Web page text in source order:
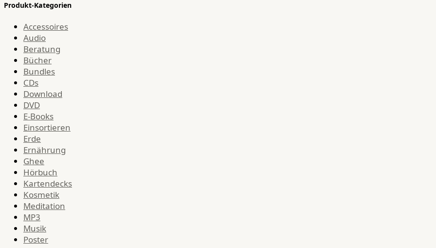
Produkt-Kategorien
Accessoires
Audio
Beratung
Bücher
Bundles
CDs
Download
DVD
E-Books
Einsortieren
Erde
Ernährung
Ghee
Hörbuch
Kartendecks
Kosmetik
Meditation
MP3
Musik
Poster